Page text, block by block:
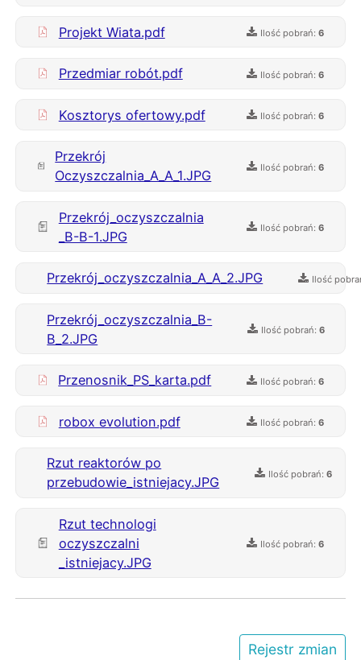
Projekt Wiata.pdf Ilość pobrań:6
Przedmiar robót.pdf Ilość pobrań:6
Kosztorys ofertowy.pdf Ilość pobrań:6
Przekrój
Oczyszczalnia_A_A_1.JPG
Ilość pobrań:6
Przekrój_oczyszczalnia
_B-B-1.JPG
Ilość pobrań:6
Przekrój_oczyszczalnia_A_A_2.JPG Ilość
Przekrój_oczyszczalnia_B-
B_2.JPG
Ilość pobrań:6
Przenosnik_PS_karta.pdf Ilość pobrań:6
robox evolution.pdf Ilość pobrań:6
Rzut reaktorów po
przebudowie_istniejacy.JPG
Ilość pobrań:6
Rzut technologi
oczyszczalni
_istniejacy.JPG
Ilość pobrań:6
Rejestr zmian